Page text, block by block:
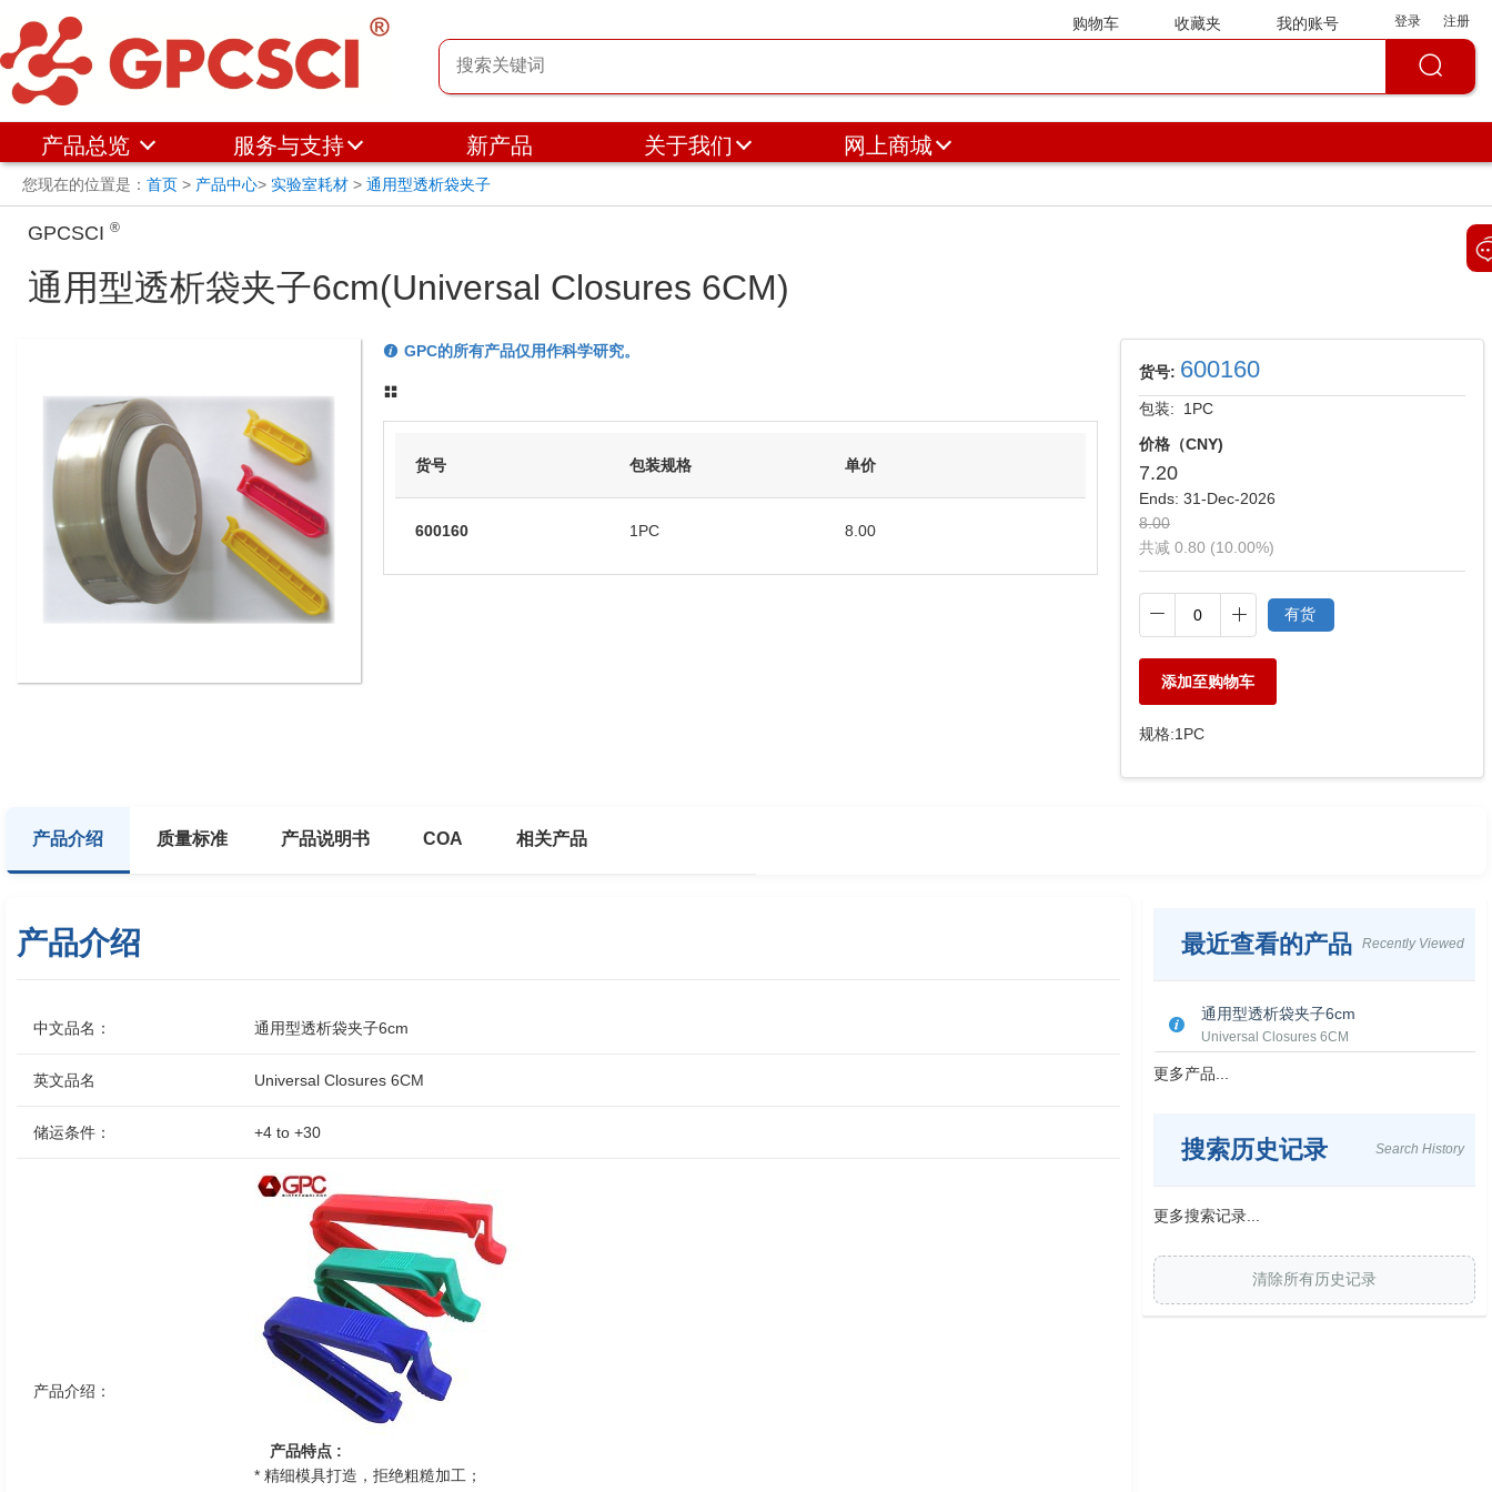
注册
登录
我的账号
收藏夹
购物车
产品总览 服务与支持 新产品 关于我们 网上商城
您现在的位置是： 首页 > 产品中心> 实验室耗材 > 通用型透析袋夹子
GPCSCI ®
通用型透析袋夹子6cm(Universal Closures 6CM)
GPC的所有产品仅用作科学研究。
货号 包装规格 单价
600160 1PC 8.00
货号: 600160
包装: 1PC
价格（CNY)
7.20
Ends: 31-Dec-2026
8.00
共减 0.80 (10.00%)
有货
添加至购物车
规格:1PC
产品介绍 质量标准 产品说明书 COA 相关产品
产品介绍
中文品名： 通用型透析袋夹子6cm
英文品名 Universal Closures 6CM
储运条件： +4 to +30
产品介绍：
产品特点 :
* 精细模具打造，拒绝粗糙加工；
最近查看的产品 Recently Viewed
通用型透析袋夹子6cm
Universal Closures 6CM
更多产品...
搜索历史记录 Search History
更多搜索记录...
清除所有历史记录